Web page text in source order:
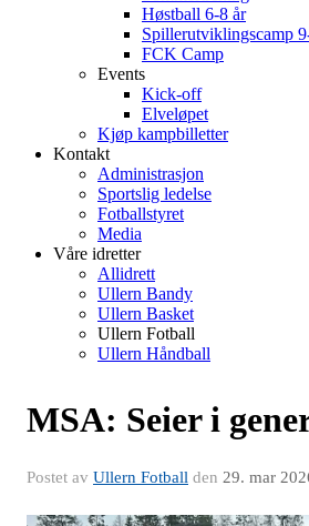
Høstball 6-8 år
Spillerutviklingscamp
FCK Camp
Events
Kick-off
Elveløpet
Kjøp kampbilletter
Kontakt
Administrasjon
Sportslig ledelse
Fotballstyret
Media
Våre idretter
Allidrett
Ullern Bandy
Ullern Basket
Ullern Fotball
Ullern Håndball
MSA: Seier i
Postet av Ullern Fotball den 29. mar